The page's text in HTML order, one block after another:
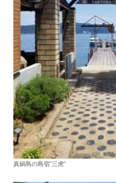
真鍋島の島宿”三虎”